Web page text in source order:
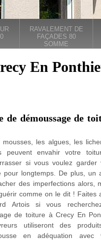
RAVALEMENT DE
FAÇADES 80
SOMME
En
de démoussage de
les algues, les
peuvent envahir votre
si vous voulez garder
pour longtemps. De plus, un
des imperfections alors,
comme on le dit ! Faites
Artois si vous
de toiture à Crecy En
utiliseront des
en adéquation avec